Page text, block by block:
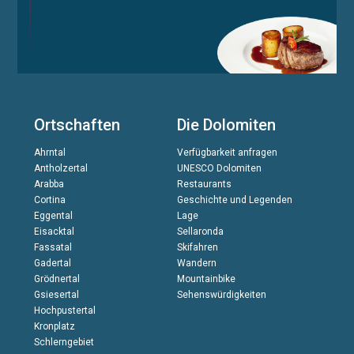
Ortschaften
Ahrntal
Antholzertal
Arabba
Cortina
Eggental
Eisacktal
Fassatal
Gadertal
Grödnertal
Gsiesertal
Hochpustertal
Kronplatz
Schlerngebiet
Die Dolomiten
Verfügbarkeit anfragen
UNESCO Dolomiten
Restaurants
Geschichte und Legenden
Lage
Sellaronda
Skifahren
Wandern
Mountainbike
Sehenswürdigkeiten